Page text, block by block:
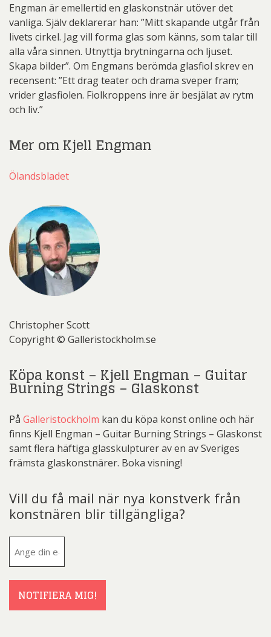
Engman är emellertid en glaskonstnär utöver det
vanliga. Själv deklarerar han: ”Mitt skapande utgår från
livets cirkel. Jag vill forma glas som känns, som talar till
alla våra sinnen. Utnyttja brytningarna och ljuset.
Skapa bilder”. Om Engmans berömda glasfiol skrev en
recensent: ”Ett drag teater och drama sveper fram;
vrider glasfiolen. Fiolkroppens inre är besjälat av rytm
och liv.”
Mer om Kjell Engman
Ölandsbladet
Christopher Scott
Copyright © Galleristockholm.se
Köpa konst – Kjell Engman – Guitar
Burning Strings – Glaskonst
På Galleristockholm kan du köpa konst online och här
finns Kjell Engman – Guitar Burning Strings – Glaskonst
samt flera häftiga glasskulpturer av en av Sveriges
främsta glaskonstnärer. Boka visning!
Vill du få mail när nya konstverk från
konstnären blir tillgängliga?
NOTIFIERA MIG!